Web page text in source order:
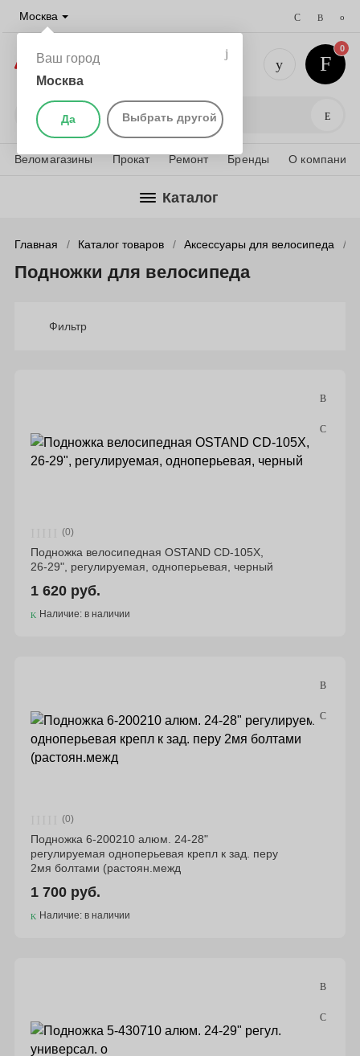
Москва
Ваш город
Москва
Да Выбрать другой Поиск
+7 (495)
0
Веломагазины Прокат Ремонт Бренды О компании
Каталог
Главная Каталог товаров Аксессуары для велосипеда
Подножки для велосипеда
Фильтр
Материал
Бренд
(0)
Подножка велосипедная OSTAND CD-105X,
26-29", регулируемая, одноперьевая, черный
1 620 руб.
Наличие: в наличии
(0)
Подножка 6-200210 алюм. 24-28"
регулируемая одноперьевая крепл к зад. перу
2мя болтами (растоян.межд
1 700 руб.
Наличие: в наличии